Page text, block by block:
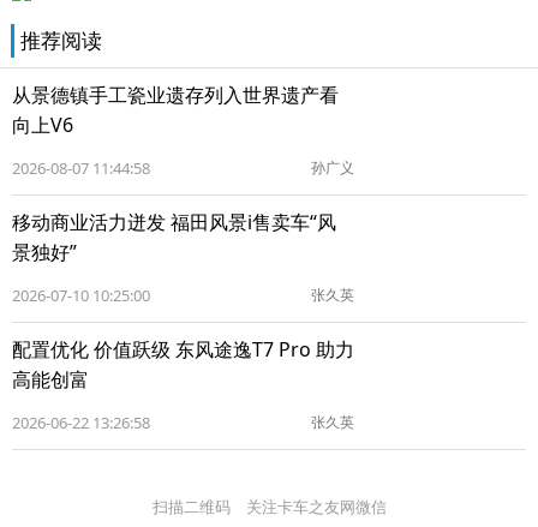
推荐阅读
从景德镇手工瓷业遗存列入世界遗产看
向上V6
2026-08-07 11:44:58 孙广义
移动商业活力迸发 福田风景i售卖车“风
景独好”
2026-07-10 10:25:00 张久英
配置优化 价值跃级 东风途逸T7 Pro 助力
高能创富
2026-06-22 13:26:58 张久英
扫描二维码 关注卡车之友网微信